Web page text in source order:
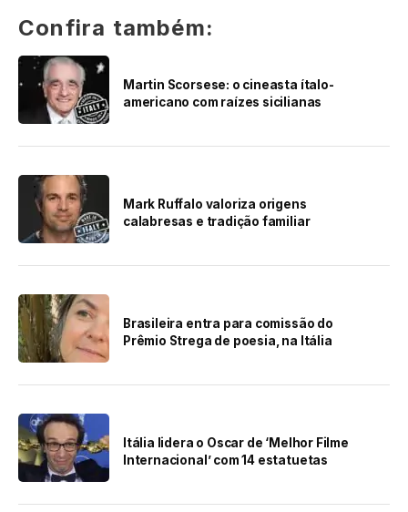
Confira também:
Martin Scorsese: o cineasta ítalo-
americano com raízes sicilianas
Mark Ruffalo valoriza origens
calabresas e tradição familiar
Brasileira entra para comissão do
Prêmio Strega de poesia, na Itália
Itália lidera o Oscar de ‘Melhor Filme
Internacional’ com 14 estatuetas